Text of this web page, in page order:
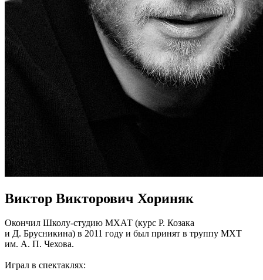
Виктор Викторович Хориняк
Окончил Школу-студию МХАТ (курс Р. Козака
и Д. Брусникина) в 2011 году и был принят в труппу МХТ
им. А. П. Чехова.
Играл в спектаклях: